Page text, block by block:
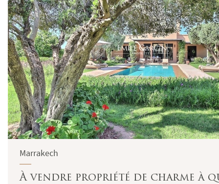
Marrakech
À vendre propriété de charme à